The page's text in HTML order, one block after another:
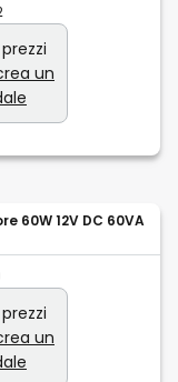
un
60W 12V DC 60VA
un